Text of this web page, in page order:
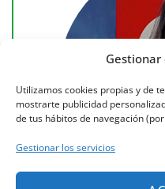
Utilizamos cookies propias y de
mostrarte publicidad
de tus hábitos de navegación
Gestionar los servicios